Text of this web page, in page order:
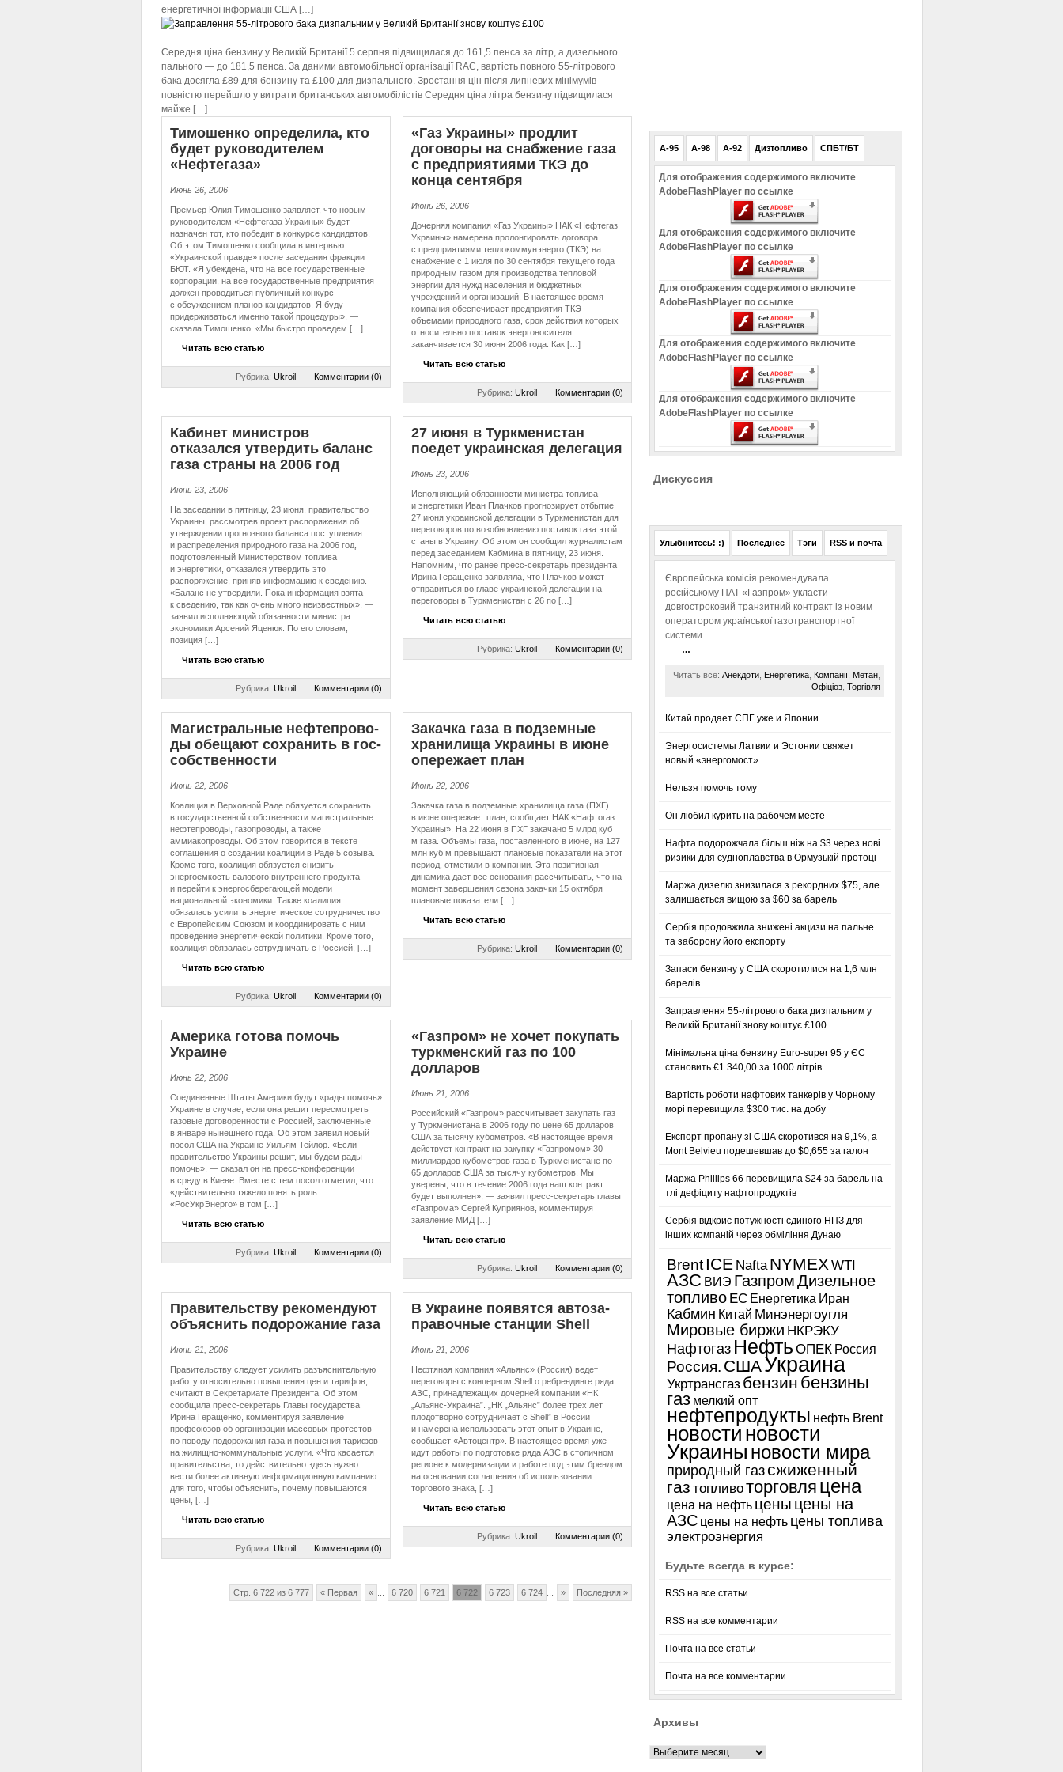
енергетичної інформації США […]
Середня ціна бензину у Великій Британії 5 серпня підвищилася до 161,5 пенса за літр, а дизельного
пального — до 181,5 пенса. За даними автомобільної організації RAC, вартість повного 55-літрового
бака досягла £89 для бензину та £100 для дизпального. Зростання цін після липневих мінімумів
повністю перейшло у витрати британських автомобілістів Середня ціна літра бензину підвищилася
майже […]
Тимошенко определила, кто
будет ру­ко­во­ди­те­лем
«Нефтегаза»
Июнь 26, 2006
Премьер Юлия Тимошенко заявляет, что новым
руководителем «Нефтегаза Украины» будет
назначен тот, кто победит в конкурсе кандидатов.
Об этом Тимошенко сообщила в интервью
«Украинской правде» после заседания фракции
БЮТ. «Я убеждена, что на все государственные
корпорации, на все государственные предприятия
должен проводиться публичный конкурс
с обсуждением планов кандидатов. Я буду
придерживаться именно такой процедуры», —
сказала Тимошенко. «Мы быстро проведем […]
Читать всю статью
Рубрика: Ukroil Комментарии (0)
«Газ Украины» продлит
договоры на снабжение газа
с пред­при­я­ти­я­ми ТКЭ до
конца сентября
Июнь 26, 2006
Дочерняя компания «Газ Украины» НАК «Нефтегаз
Украины» намерена пролонгировать договора
с предприятиями теплокоммунэнерго (ТКЭ) на
снабжение с 1 июля по 30 сентября текущего года
природным газом для производства тепловой
энергии для нужд населения и бюджетных
учреждений и организаций. В настоящее время
компания обеспечивает предприятия ТКЭ
объемами природного газа, срок действия которых
относительно поставок энергоносителя
заканчивается 30 июня 2006 года. Как […]
Читать всю статью
Рубрика: Ukroil Комментарии (0)
Кабинет министров
отказался утвердить баланс
газа страны на 2006 год
Июнь 23, 2006
На заседании в пятницу, 23 июня, правительство
Украины, рассмотрев проект распоряжения об
утверждении прогнозного баланса поступления
и распределения природного газа на 2006 год,
подготовленный Министерством топлива
и энергетики, отказался утвердить это
распоряжение, приняв информацию к сведению.
«Баланс не утвердили. Пока информация взята
к сведению, так как очень много неизвестных», —
заявил исполняющий обязанности министра
экономики Арсений Яценюк. По его словам,
позиция […]
Читать всю статью
Рубрика: Ukroil Комментарии (0)
27 июня в Турк­ме­ни­стан
поедет украинская делегация
Июнь 23, 2006
Исполняющий обязанности министра топлива
и энергетики Иван Плачков прогнозирует отбытие
27 июня украинской делегации в Туркменистан для
переговоров по возобновлению поставок газа этой
станы в Украину. Об этом он сообщил журналистам
перед заседанием Кабмина в пятницу, 23 июня.
Напомним, что ранее пресс-секретарь президента
Ирина Геращенко заявляла, что Плачков может
отправиться во главе украинской делегации на
переговоры в Туркменистан с 26 по […]
Читать всю статью
Рубрика: Ukroil Комментарии (0)
Ма­ги­страль­ные неф­те­про­во­
ды обещают сохранить в гос­
соб­ствен­но­сти
Июнь 22, 2006
Коалиция в Верховной Раде обязуется сохранить
в государственной собственности магистральные
нефтепроводы, газопроводы, а также
аммиакопроводы. Об этом говорится в тексте
соглашения о создании коалиции в Раде 5 созыва.
Кроме того, коалиция обязуется снизить
энергоемкость валового внутреннего продукта
и перейти к энергосберегающей модели
национальной экономики. Также коалиция
обязалась усилить энергетическое сотрудничество
с Европейским Союзом и координировать с ним
проведение энергетической политики. Кроме того,
коалиция обязалась сотрудничать с Россией, […]
Читать всю статью
Рубрика: Ukroil Комментарии (0)
Закачка газа в подземные
хранилища Украины в июне
опережает план
Июнь 22, 2006
Закачка газа в подземные хранилища газа (ПХГ)
в июне опережает план, сообщает НАК «Нафтогаз
Украины». На 22 июня в ПХГ закачано 5 млрд куб
м газа. Объемы газа, поставленного в июне, на 127
млн куб м превышают плановые показатели на этот
период, отметили в компании. Эта позитивная
динамика дает все основания рассчитывать, что на
момент завершения сезона закачки 15 октября
плановые показатели […]
Читать всю статью
Рубрика: Ukroil Комментарии (0)
Америка готова помочь
Украине
Июнь 22, 2006
Соединенные Штаты Америки будут «рады помочь»
Украине в случае, если она решит пересмотреть
газовые договоренности с Россией, заключенные
в январе нынешнего года. Об этом заявил новый
посол США на Украине Уильям Тейлор. «Если
правительство Украины решит, мы будем рады
помочь», — сказал он на пресс-конференции
в среду в Киеве. Вместе с тем посол отметил, что
«действительно тяжело понять роль
«РосУкрЭнерго» в том […]
Читать всю статью
Рубрика: Ukroil Комментарии (0)
«Газпром» не хочет покупать
туркменский газ по 100
долларов
Июнь 21, 2006
Российский «Газпром» рассчитывает закупать газ
у Туркменистана в 2006 году по цене 65 долларов
США за тысячу кубометров. «В настоящее время
действует контракт на закупку «Газпромом» 30
миллиардов кубометров газа в Туркменистане по
65 долларов США за тысячу кубометров. Мы
уверены, что в течение 2006 года наш контракт
будет выполнен», — заявил пресс-секретарь главы
«Газпрома» Сергей Куприянов, комментируя
заявление МИД […]
Читать всю статью
Рубрика: Ukroil Комментарии (0)
Пра­ви­тель­ству рекомендуют
объяснить подорожание газа
Июнь 21, 2006
Правительству следует усилить разъяснительную
работу относительно повышения цен и тарифов,
считают в Секретариате Президента. Об этом
сообщила пресс-секретарь Главы государства
Ирина Геращенко, комментируя заявление
профсоюзов об организации массовых протестов
по поводу подорожания газа и повышения тарифов
на жилищно-коммунальные услуги. «Что касается
правительства, то действительно здесь нужно
вести более активную информационную кампанию
для того, чтобы объяснить, почему повышаются
цены, […]
Читать всю статью
Рубрика: Ukroil Комментарии (0)
В Украине появятся ав­то­за­
пра­воч­ные станции Shell
Июнь 21, 2006
Нефтяная компания «Альянс» (Россия) ведет
переговоры с концерном Shell о ребрендинге ряда
АЗС, принадлежащих дочерней компании «НК
„Альянс-Украина”. „НК „Альянс” более трех лет
плодотворно сотрудничает с Shell” в России
и намерена использовать этот опыт в Украине,
сообщает «Автоцентр». В настоящее время уже
идут работы по подготовке ряда АЗС в столичном
регионе к модернизации и работе под этим брендом
на основании соглашения об использовании
торгового знака, […]
Читать всю статью
Рубрика: Ukroil Комментарии (0)
Стр. 6 722 из 6 777 « Первая « 6 720 6 721 6 722 6 723 6 724 » Последняя »
A-95 A-98 A-92 Дизтопливо СПБТ/БТ
Для отображения содержимого включите
AdobeFlashPlayer по ссылке
Для отображения содержимого включите
AdobeFlashPlayer по ссылке
Для отображения содержимого включите
AdobeFlashPlayer по ссылке
Для отображения содержимого включите
AdobeFlashPlayer по ссылке
Для отображения содержимого включите
AdobeFlashPlayer по ссылке
Дискуссия
Улыбнитесь! :) Последнее Тэги RSS и почта
Європейська комісія рекомендувала
російському ПАТ «Газпром» укласти
довгостроковий транзитний контракт із новим
оператором української газотранспортної
системи.
…
Читать все: Анекдоти, Енергетика, Компанії, Метан,
Офіціоз, Торгівля
Китай продает СПГ уже и Японии
Энергосистемы Латвии и Эстонии свяжет
новый «энергомост»
Нельзя помочь тому
Он любил курить на рабочем месте
Нафта подорожчала більш ніж на $3 через нові
ризики для судноплавства в Ормузькій протоці
Маржа дизелю знизилася з рекордних $75, але
залишається вищою за $60 за барель
Сербія продовжила знижені акцизи на пальне
та заборону його експорту
Запаси бензину у США скоротилися на 1,6 млн
барелів
Заправлення 55-літрового бака дизпальним у
Великій Британії знову коштує £100
Мінімальна ціна бензину Euro-super 95 у ЄС
становить €1 340,00 за 1000 літрів
Вартість роботи нафтових танкерів у Чорному
морі перевищила $300 тис. на добу
Експорт пропану зі США скоротився на 9,1%, а
Mont Belvieu подешевшав до $0,655 за галон
Маржа Phillips 66 перевищила $24 за барель на
тлі дефіциту нафтопродуктів
Сербія відкриє потужності єдиного НПЗ для
інших компаній через обміління Дунаю
Brent ICE Nafta NYMEXWTI
АЗС ВИЭ ГазпромДизельное
топливо ЕС Енергетика Иран
Кабмин Китай Минэнергоугля
Мировые биржи НКРЭКУ
Нафтогаз Нефть ОПЕК Россия
Россия. СШАУкраина
Укртрансгаз бензин бензины
газ мелкий опт
нефтепродукты нефть Brent
новости новости
Украины новости мира
природный газсжиженный
газ топливоторговля цена
цена на нефть цены цены на
АЗС цены на нефть цены топлива
электроэнергия
Будьте всегда в курсе:
RSS на все статьи
RSS на все комментарии
Почта на все статьи
Почта на все комментарии
Архивы